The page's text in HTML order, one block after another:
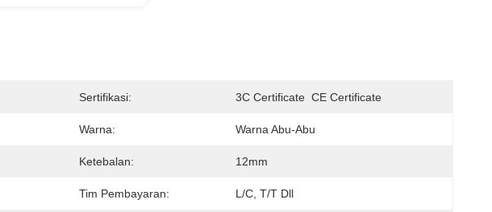
Sertifikasi: 3C Certificate  CE Certificate
Warna: Warna Abu-Abu
Ketebalan: 12mm
Tim Pembayaran: L/C, T/T Dll